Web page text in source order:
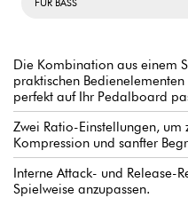
FÜR BASS
Die Kombination aus einem
praktischen
perfekt auf Ihr Pedalboard
Zwei Ratio-Einstellungen, um
Kompression und sanfter
Interne Attack- und Release-
Spielweise anzupassen.